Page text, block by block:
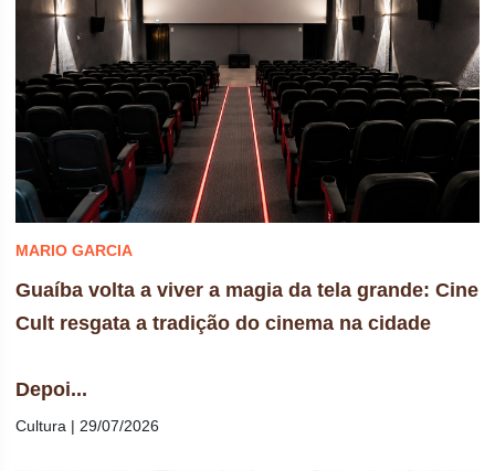
MARIO GARCIA
Guaíba volta a viver a magia da tela grande: Cine
Cult resgata a tradição do cinema na cidade
Depoi...
Cultura | 29/07/2026